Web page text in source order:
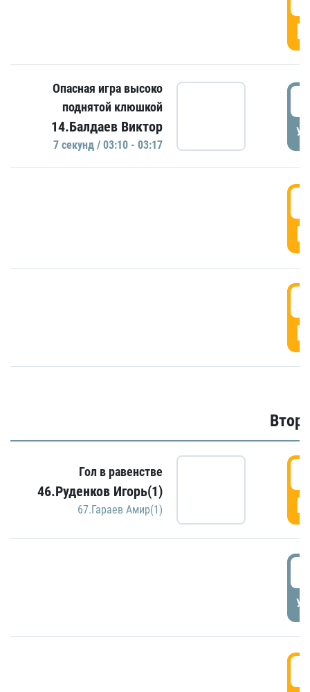
Опасная игра высоко
поднятой клюшкой
14.Балдаев Виктор
7 секунд / 03:10 - 03:17
Гол в равенстве
46.Руденков Игорь(1)
67.Гараев Амир(1)